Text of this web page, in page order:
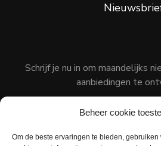
Beheer cookie
Om de beste ervaringen te bieden,
Schrijf je nu in om maandelijks
aanbiedingen te